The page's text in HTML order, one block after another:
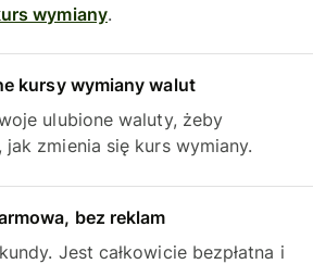
wymiany.
kursy wymiany walut
ulubione waluty, żeby
zmienia się kurs wymiany.
bez reklam
Jest całkowicie bezpłatna i